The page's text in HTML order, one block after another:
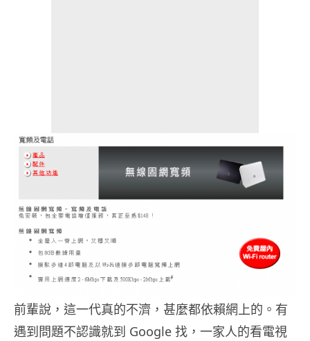
前輩說，這一代真的不濟，甚麼都依賴網上的。有
遇到問題不認識就到 Google 找，一家人的看電視